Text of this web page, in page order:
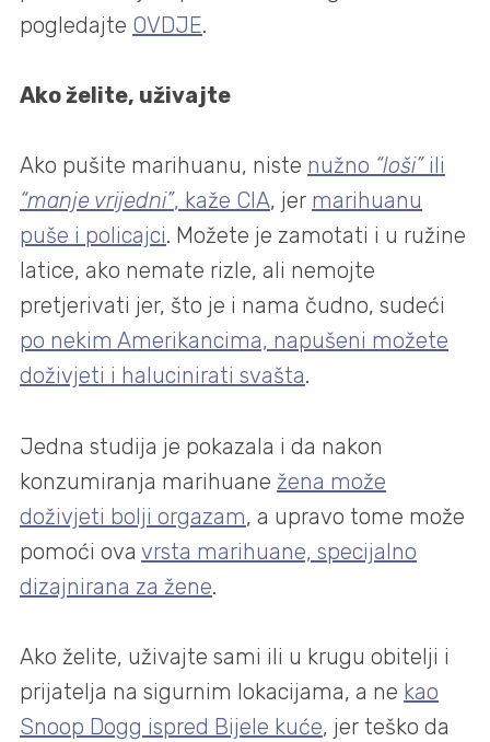
pogledajte OVDJE.
Ako želite, uživajte
Ako pušite marihuanu, niste nužno “loši”ili
“manje vrijedni”, kaže CIA, jer marihuanu
puše i policajci. Možete je zamotati i u ružine
latice, ako nemate rizle, ali nemojte
pretjerivati jer, što je i nama čudno, sudeći
po nekim Amerikancima, napušeni možete
doživjeti i halucinirati svašta.
Jedna studija je pokazala i da nakon
konzumiranja marihuane žena može
doživjeti bolji orgazam, a upravo tome može
pomoći ova vrsta marihuane, specijalno
dizajnirana za žene.
Ako želite, uživajte sami ili u krugu obitelji i
prijatelja na sigurnim lokacijama, a ne kao
Snoop Dogg ispred Bijele kuće, jer teško da